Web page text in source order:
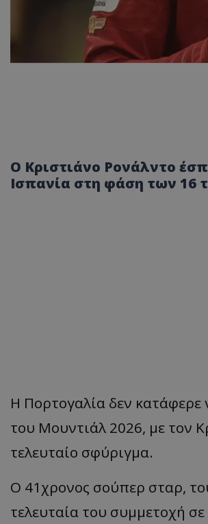
Ο Κριστιάνο Ρονάλντο
Ισπανία στη φάση των 16
Η Πορτογαλία δεν κατάφερε
του Μουντιάλ 2026, με τον
τελευταίο σφύριγμα.
Ο 41χρονος σούπερ σταρ,
τελευταία του συμμετοχή